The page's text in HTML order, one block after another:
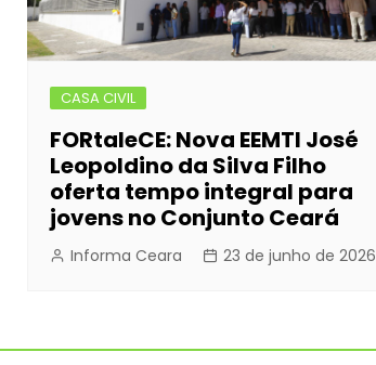
CASA CIVIL
FORtaleCE: Nova EEMTI José
Leopoldino da Silva Filho
oferta tempo integral para
jovens no Conjunto Ceará
Informa Ceara 23 de junho de 2026